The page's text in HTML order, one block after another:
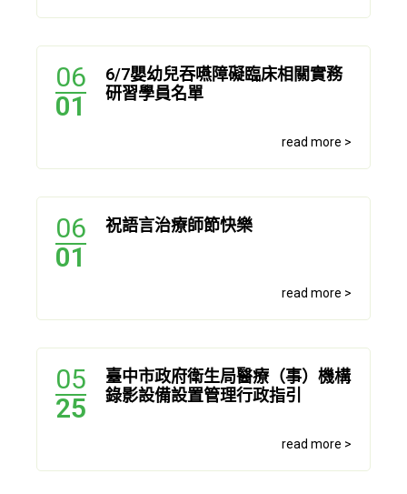
6/7嬰幼兒吞嚥障礙臨床相關實務
研習學員名單
read more >
06
01
祝語言治療師節快樂
read more >
06
01
臺中市政府衛生局醫療（事）機構
錄影設備設置管理行政指引
read more >
05
25